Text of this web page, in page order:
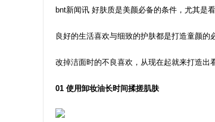
bnt新闻讯 好肤质是美颜必备的条件，尤其是
良好的生活喜欢与细致的护肤都是打造童颜的
改掉洁面时的不良喜欢，从现在起就来打造出
01 使用卸妆油长时间揉搓肌肤